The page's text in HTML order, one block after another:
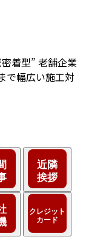
着型” 老舗企業
で幅広い施工対